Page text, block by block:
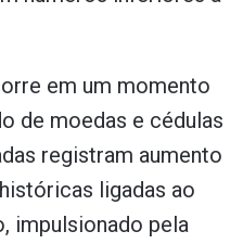
em um momento
de moedas e cédulas
registram aumento
ligadas ao
impulsionado pela